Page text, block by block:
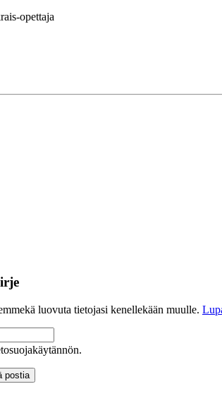
opettaja
luovuta tietojasi kenellekään muulle.